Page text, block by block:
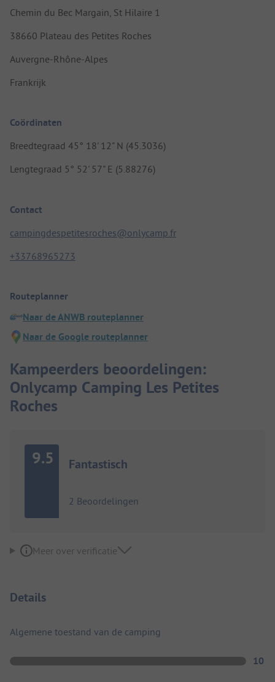
Chemin du Bec Margain, St Hilaire 1
38660 Plateau des Petites Roches
Auvergne-Rhône-Alpes
Frankrijk
Coördinaten
Breedtegraad 45° 18' 12" N (45.3036)
Lengtegraad 5° 52' 57" E (5.88276)
Contact
campingdespetitesroches@onlycamp.fr
+33768965273
Routeplanner
Naar de ANWB routeplanner
Naar de Google routeplanner
Kampeerders beoordelingen:
Onlycamp Camping Les Petites
Roches
9.5 Fantastisch
2 Beoordelingen
Meer over verificatie
Details
Algemene toestand van de camping
10